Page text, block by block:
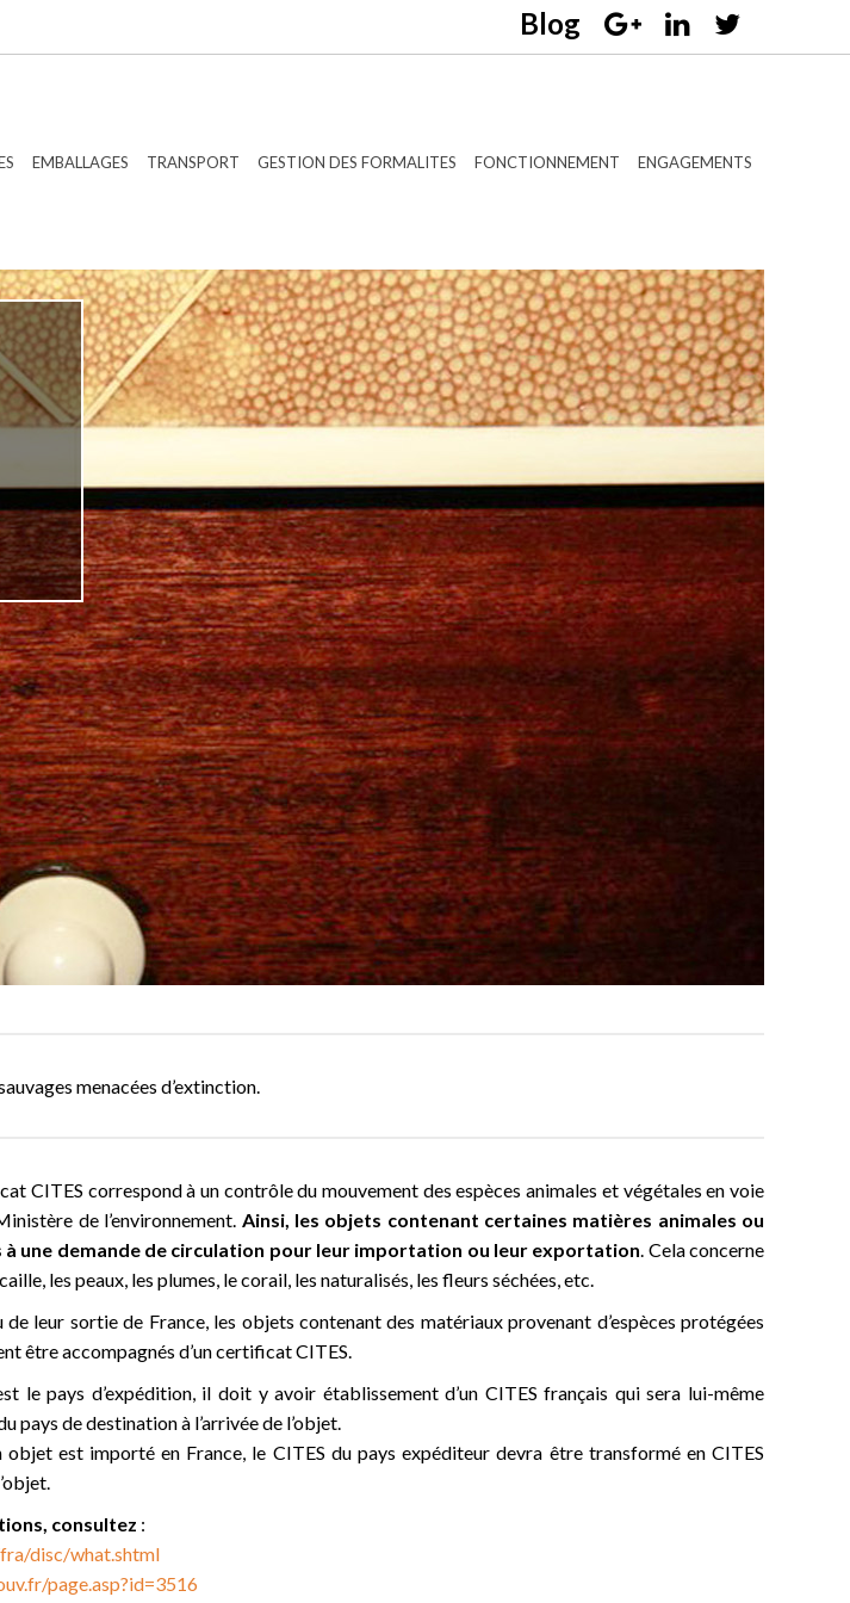
EMBALLAGES TRANSPORT GESTION DES FORMALITES FONCTIONNEMENT ENGAGEMENTS
menacées d’extinction.
CITES correspond à un contrôle du mouvement des espèces animales et végétales en voie
de l’environnement. Ainsi, les objets contenant certaines matières animales ou
à une demande de circulation pour leur importation ou leur exportation. Cela concerne
les peaux, les plumes, le corail, les naturalisés, les fleurs séchées, etc.
de leur sortie de France, les objets contenant des matériaux provenant d’espèces protégées
être accompagnés d’un certificat CITES.
le pays d’expédition, il doit y avoir établissement d’un CITES français qui sera lui-même
pays de destination à l’arrivée de l’objet.
objet est importé en France, le CITES du pays expéditeur devra être transformé en CITES
consultez :
disc/what.shtml
page.asp?id=3516